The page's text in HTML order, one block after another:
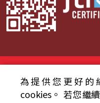
資通安全政策聲明
為提供您更好的
cookies。 若您繼